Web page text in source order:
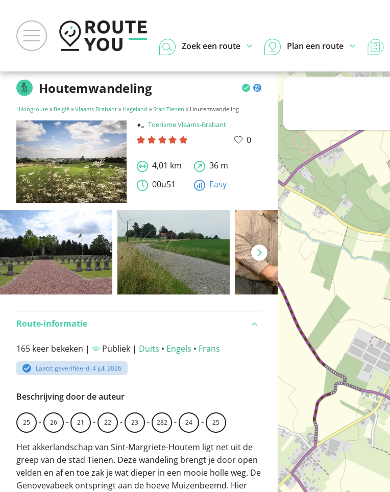
Zoek een route Plan een route
Houtemwandeling
Hikingroute » België » Vlaams Brabant » Hageland » Stad Tienen » Houtemwandeling
Toerisme Vlaams-Brabant
0
4,01 km
36 m
00u51
Easy
Route-informatie
165 keer bekeken | Publiek | Duits • Engels • Frans
Laatst geverifieerd: 4 juli 2026
Beschrijving door de auteur
25 - 26 - 21 - 22 - 23 - 282 - 24 - 25
Het akkerlandschap van Sint-Margriete-Houtem ligt net uit de
greep van de stad Tienen. Deze wandeling brengt je door open
velden en af en toe zak je wat dieper in een mooie holle weg. De
Genovevabeek ontspringt aan de hoeve Muizenbeemd. Hier